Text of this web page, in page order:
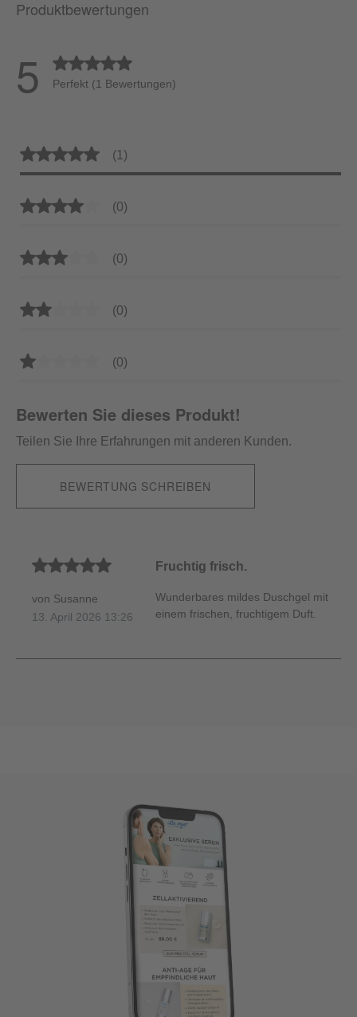
Produktbewertungen
5 Durchschnittliche Bewertung von 5 von 5 Sternen
Perfekt (1 Bewertungen)
Durchschnittliche Bewertung von 5 von 5 Sternen
(1)
Durchschnittliche Bewertung von 4 von 5 Sternen
(0)
Durchschnittliche Bewertung von 3 von 5 Sternen
(0)
Durchschnittliche Bewertung von 2 von 5 Sternen
(0)
Durchschnittliche Bewertung von 1 von 5 Sternen
(0)
Bewerten Sie dieses Produkt!
Teilen Sie Ihre Erfahrungen mit anderen Kunden.
BEWERTUNG SCHREIBEN
Durchschnittliche Bewertung von 5 von 5 Sternen
von Susanne
13. April 2026 13:26
Fruchtig frisch.
Wunderbares mildes Duschgel mit
einem frischen, fruchtigem Duft.